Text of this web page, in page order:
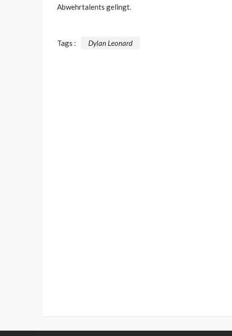
Abwehrtalents gelingt.
Tags : Dylan Leonard